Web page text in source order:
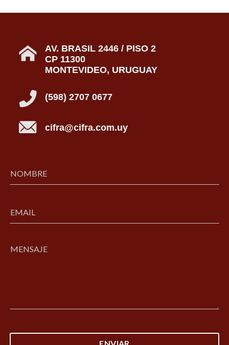
AV. BRASIL 2446 / PISO 2
CP 11300
MONTEVIDEO, URUGUAY
(598) 2707 0677
cifra@cifra.com.uy